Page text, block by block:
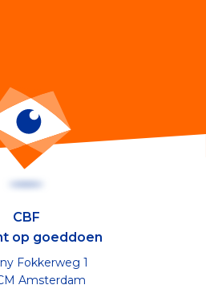
CBF
op goeddoen
Fokkerweg 1
Amsterdam